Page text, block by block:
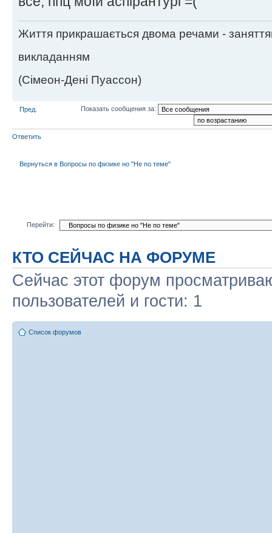
Життя прикрашається двома речами -
викладанням
(Сімеон-Дені Пуассон)
Пред. Показать сообщения за:
Ответить
Вернуться в Вопросы по физике но "Не по теме"
Перейти:
КТО СЕЙЧАС НА ФОРУМЕ
Сейчас этот форум
пользователей и гости: 1
Список форумов